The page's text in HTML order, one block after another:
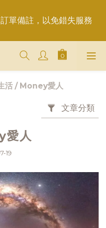
單備註，以免錯失服務
當日發貨｜訂單「已確
中」
LINE：＠aimershine
單備註，以免錯失服務
活 / Money愛人
文章分類
人
19